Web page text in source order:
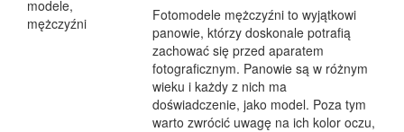
Fotomodele mężczyźni to wyjątkowi
panowie, którzy doskonale potrafią
zachować się przed aparatem
fotograficznym. Panowie są w różnym
wieku i każdy z nich ma
doświadczenie, jako model. Poza tym
warto zwrócić uwagę na ich kolor oczu,